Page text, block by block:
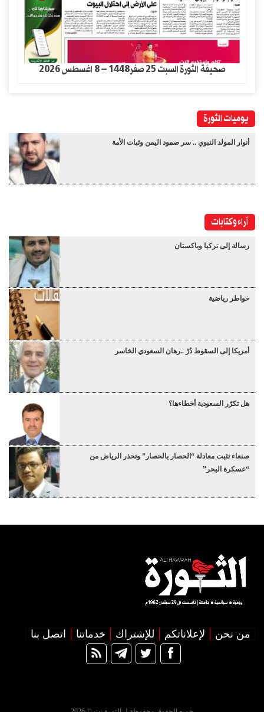
صحيفة الثورة السبت 25 صفر1448 – 8 اغسطس 2026
يوميات الثورة
أنوار المولد النبوي .. سر صمود اليمن وثبات الأمة
آراء وكتابات
رسالة إلى تركيا وباكستان
خواطر رياضية
أمريكا إلى السقوط دُرْ ..رهان السعودي الخاسر
هل تكرّر السعودية أخطاءها؟
صنعاء تثبت معادلة “الحصار بالحصار” وتحذر الرياض من
“عسكرة البحر”
من نحن لإعلاناتكم للإشتراك خدماتنا اتصل بنا